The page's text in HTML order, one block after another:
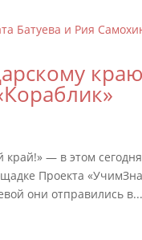
край!» — в этом
Проекта
они отправились в...